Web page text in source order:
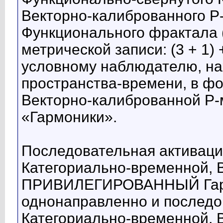
Векторно-
Функционального
метрической записи: (3 + 1)
условному наблюдателю,
пространства-времени, в
Векторно-
«Гармоники».
Последовательная
Категориально-временной,
ПРИВИЛЕГИРОВАННЫЙ
однонаправленно и
Категориально-временной,